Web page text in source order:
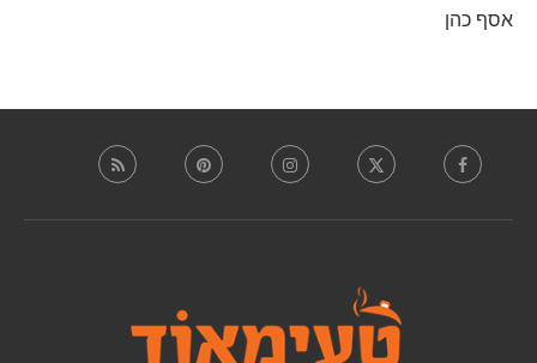
אסף כהן